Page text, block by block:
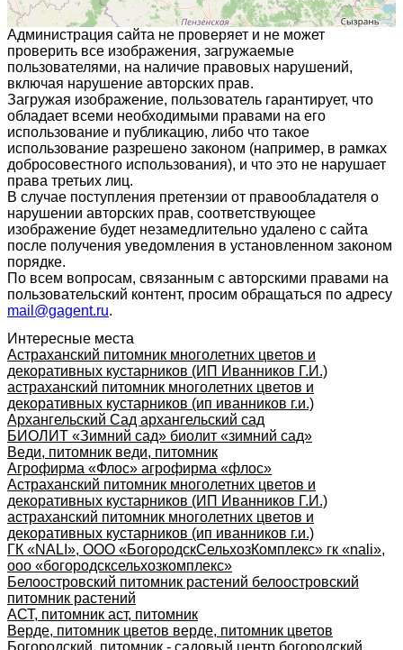
Администрация сайта не проверяет и не может
проверить все изображения, загружаемые
пользователями, на наличие правовых нарушений,
включая нарушение авторских прав.
Загружая изображение, пользователь гарантирует, что
обладает всеми необходимыми правами на его
использование и публикацию, либо что такое
использование разрешено законом (например, в рамках
добросовестного использования), и что это не нарушает
права третьих лиц.
В случае поступления претензии от правообладателя о
нарушении авторских прав, соответствующее
изображение будет незамедлительно удалено с сайта
после получения уведомления в установленном законом
порядке.
По всем вопросам, связанным с авторскими правами на
пользовательский контент, просим обращаться по адресу
mail@gagent.ru.
Интересные места
Астраханский питомник многолетних цветов и
декоративных кустарников (ИП Иванников Г.И.)
астраханский питомник многолетних цветов и
декоративных кустарников (ип иванников г.и.)
Архангельский Сад архангельский сад
БИОЛИТ «Зимний сад» биолит «зимний сад»
Веди, питомник веди, питомник
Агрофирма «Флос» агрофирма «флос»
Астраханский питомник многолетних цветов и
декоративных кустарников (ИП Иванников Г.И.)
астраханский питомник многолетних цветов и
декоративных кустарников (ип иванников г.и.)
ГК «NALI», ООО «БогородскСельхозКомплекс» гк «nali»,
ооо «богородсксельхозкомплекс»
Белоостровский питомник растений белоостровский
питомник растений
АСТ, питомник аст, питомник
Верде, питомник цветов верде, питомник цветов
Богородский, питомник - садовый центр богородский,